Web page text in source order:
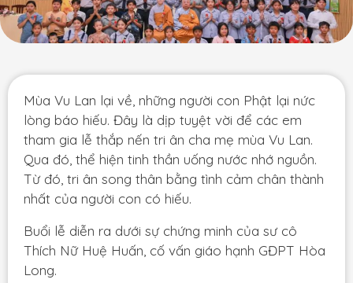
Mùa Vu Lan lại về, những người con Phật lại nức
lòng báo hiếu. Đây là dịp tuyệt vời để các em
tham gia lễ thắp nến tri ân cha mẹ mùa Vu Lan.
Qua đó, thể hiện tinh thần uống nước nhớ nguồn.
Từ đó, tri ân song thân bằng tình cảm chân thành
nhất của người con có hiếu.
Buổi lễ diễn ra dưới sự chứng minh của sư cô
Thích Nữ Huệ Huấn, cố vấn giáo hạnh GĐPT Hòa
Long.